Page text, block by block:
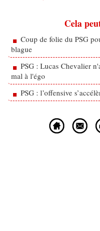
Cela
Coup de folie du PSG
blague
PSG : Lucas Chevalier
mal à l'égo
PSG : l’offensive